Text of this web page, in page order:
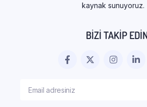
kaynak sunuyoruz.
BIZI TAKIP